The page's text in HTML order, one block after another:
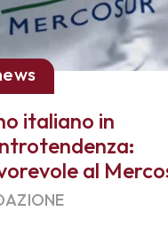
italiano in
al